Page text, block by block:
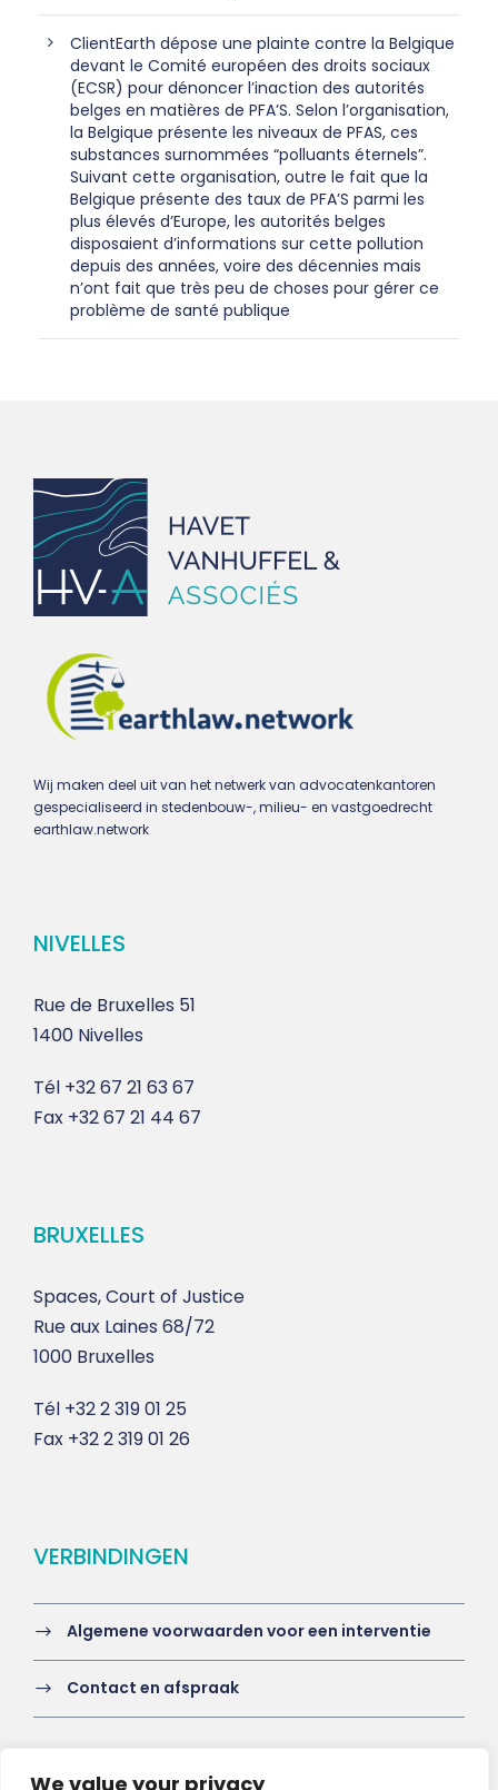
We value your privacy
ClientEarth dépose une plainte contre la Belgique
devant le Comité européen des droits sociaux
(ECSR) pour dénoncer l’inaction des autorités
belges en matières de PFA’S. Selon l’organisation,
la Belgique présente les niveaux de PFAS, ces
substances surnommées “polluants éternels”.
Suivant cette organisation, outre le fait que la
Belgique présente des taux de PFA’S parmi les
plus élevés d’Europe, les autorités belges
disposaient d’informations sur cette pollution
depuis des années, voire des décennies mais
n’ont fait que très peu de choses pour gérer ce
problème de santé publique
Wij maken deel uit van het netwerk van advocatenkantoren
gespecialiseerd in stedenbouw-, milieu- en vastgoedrecht
earthlaw.network
NIVELLES
Rue de Bruxelles 51
1400 Nivelles
Tél +32 67 21 63 67
Fax +32 67 21 44 67
BRUXELLES
Spaces, Court of Justice
Rue aux Laines 68/72
1000 Bruxelles
Tél +32 2 319 01 25
Fax +32 2 319 01 26
VERBINDINGEN
Algemene voorwaarden voor een interventie
Contact en afspraak